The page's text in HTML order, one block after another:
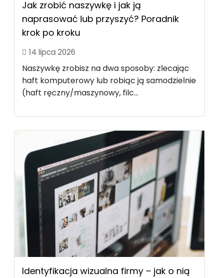
Jak zrobić naszywkę i jak ją
naprasować lub przyszyć? Poradnik
krok po kroku
14 lipca 2026
Naszywkę zrobisz na dwa sposoby: zlecając
haft komputerowy lub robiąc ją samodzielnie
(haft ręczny/maszynowy, filc...
Identyfikacja wizualna firmy – jak o nią